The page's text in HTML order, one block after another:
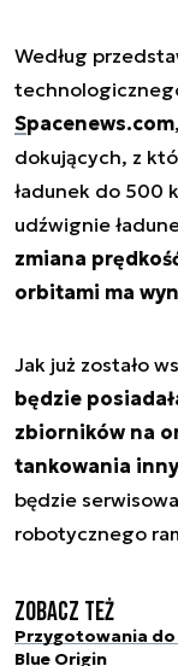
Według
Spacenews.com
dokujących, z
ładunek do 500
udźwignie
zmiana
orbitami ma
Jak już zostało
będzie
zbiorników na
tankowania
będzie
robotycznego
Zobacz też
Przygotowania
Blue Origin